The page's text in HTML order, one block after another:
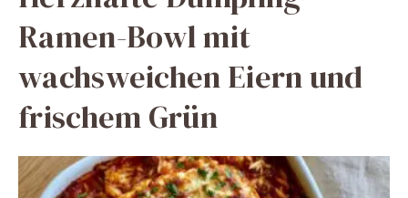
Ramen-Bowl mit
wachsweichen Eiern und
frischem Grün